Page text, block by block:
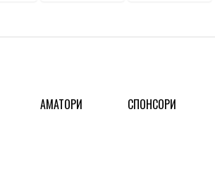
АМАТОРИ СПОНСОРИ